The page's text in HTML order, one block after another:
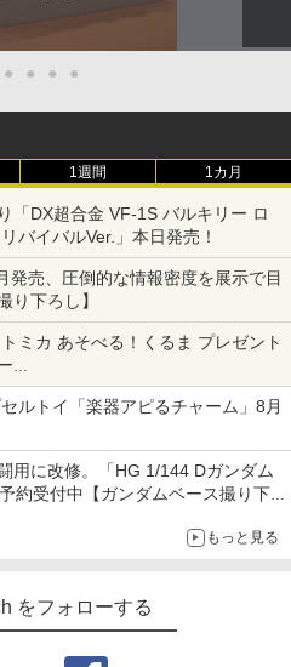
● ● ● ●
1週間 1カ月
「DX超合金 VF-1S バルキリー ロ
バイバルVer.」本日発売！
発売、圧倒的な情報密度を展示で目
り下ろし】
ミカ あそべる！くるま プレゼント
ならではの体験とコラボの楽しさを
ルトイ「楽器アピるチャーム」8月
各3色
用に改修。「HG 1/144 Dガンダム
約受付中【ガンダムベース撮り下
もっと見る
をフォローする